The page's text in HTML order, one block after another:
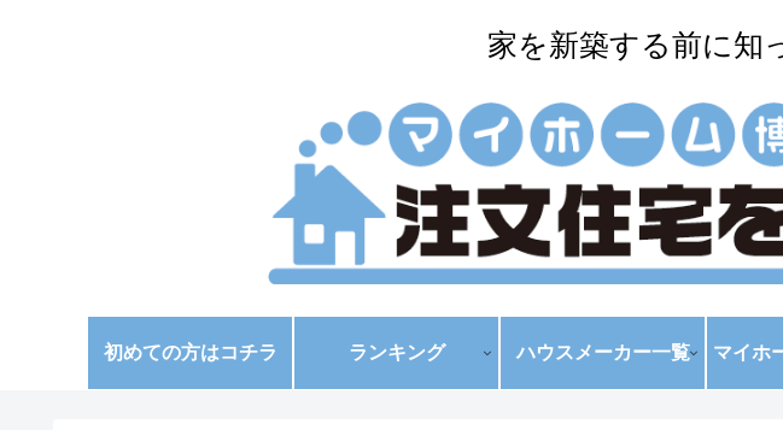
家を新築する前に知
初めての方はコチラ ランキング ハウスメーカー一覧 マイホ